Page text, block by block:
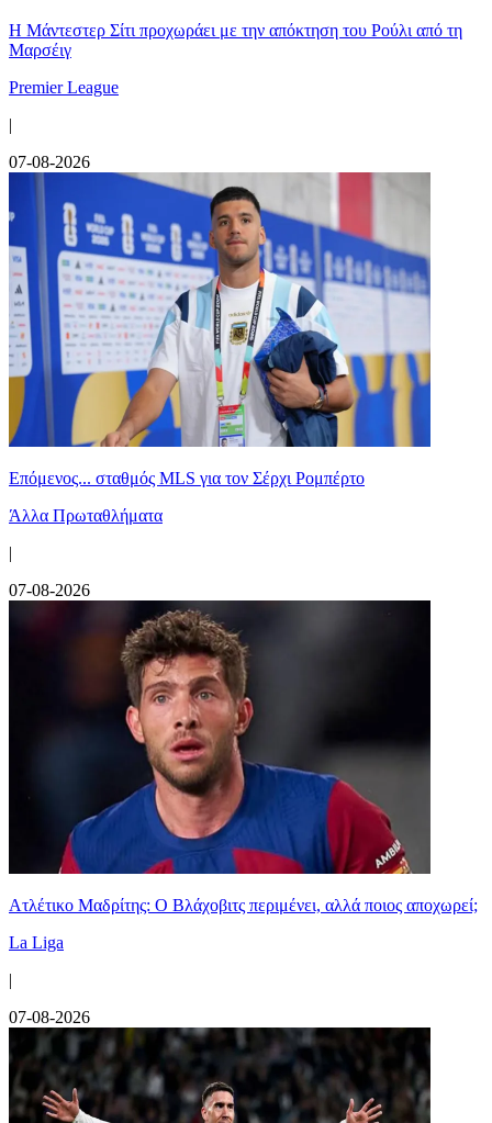
Η Μάντεστερ Σίτι προχωράει με την απόκτηση του Ρούλι από τη
Μαρσέιγ
Premier League
|
07-08-2026
Επόμενος... σταθμός MLS για τον Σέρχι Ρομπέρτο
Άλλα Πρωταθλήματα
|
07-08-2026
Ατλέτικο Μαδρίτης: Ο Βλάχοβιτς περιμένει, αλλά ποιος αποχωρεί;
La Liga
|
07-08-2026